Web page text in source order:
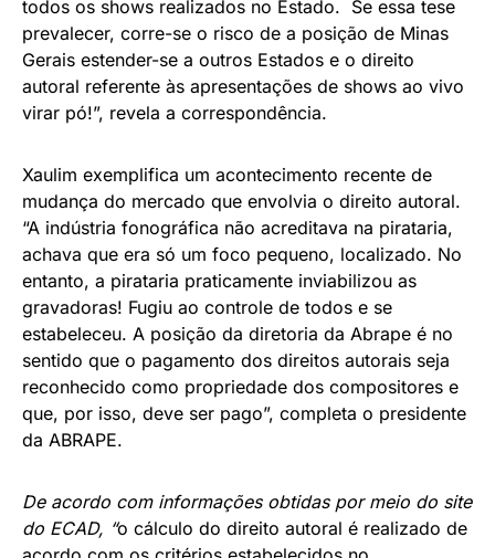
todos os shows realizados no Estado. Se essa tese
prevalecer, corre-se o risco de a posição de Minas
Gerais estender-se a outros Estados e o direito
autoral referente às apresentações de shows ao vivo
virar pó!”, revela a correspondência.
Xaulim exemplifica um acontecimento recente de
mudança do mercado que envolvia o direito autoral.
“A indústria fonográfica não acreditava na pirataria,
achava que era só um foco pequeno, localizado. No
entanto, a pirataria praticamente inviabilizou as
gravadoras! Fugiu ao controle de todos e se
estabeleceu. A posição da diretoria da Abrape é no
sentido que o pagamento dos direitos autorais seja
reconhecido como propriedade dos compositores e
que, por isso, deve ser pago”, completa o presidente
da ABRAPE.
De acordo com informações obtidas por meio do site
do ECAD, “o cálculo do direito autoral é realizado de